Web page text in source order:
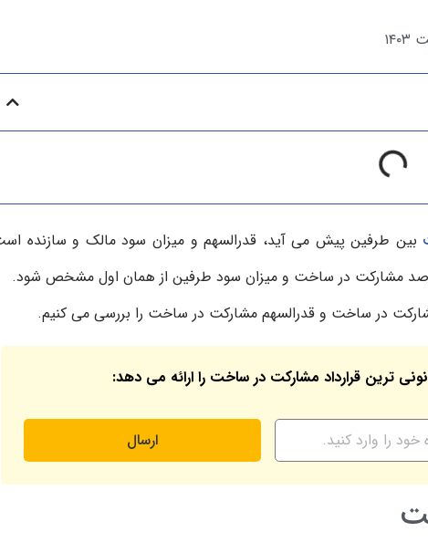
بین طرفین پیش می آید، قدرالسهم و میزان سود مالک و سازنده
درصد مشارکت در ساخت و میزان سود طرفین از همان اول مشخص شود.
در ساخت و قدرالسهم مشارکت در ساخت را بررسی می کنیم.
ترین قرارداد مشارکت در ساخت را ارائه می دهد:
ارسال